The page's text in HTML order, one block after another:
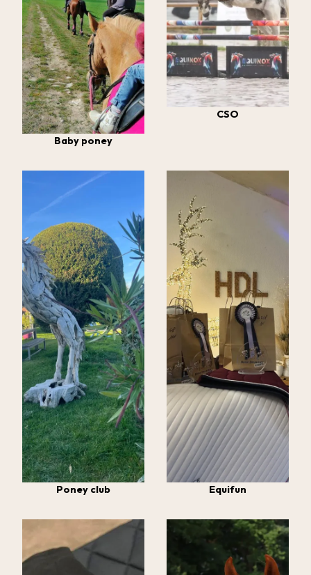
Baby poney
CSO
Poney club Equifun